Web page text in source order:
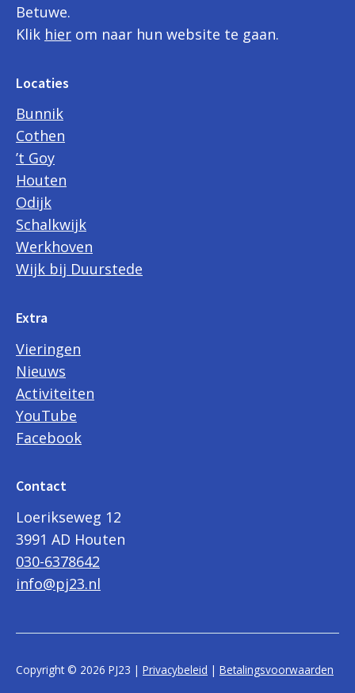
Betuwe.
Klik hier om naar hun website te gaan.
Locaties
Bunnik
Cothen
’t Goy
Houten
Odijk
Schalkwijk
Werkhoven
Wijk bij Duurstede
Extra
Vieringen
Nieuws
Activiteiten
YouTube
Facebook
Contact
Loerikseweg 12
3991 AD Houten
030-6378642
info@pj23.nl
Copyright © 2026 PJ23 | Privacybeleid | Betalingsvoorwaarden